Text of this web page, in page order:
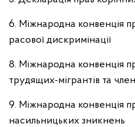
6. Міжнародна конвенція
расової дискримінації
8. Міжнародна конвенція
трудящих-мігрантів та
9. Міжнародна конвенція
насильницьких зникнень